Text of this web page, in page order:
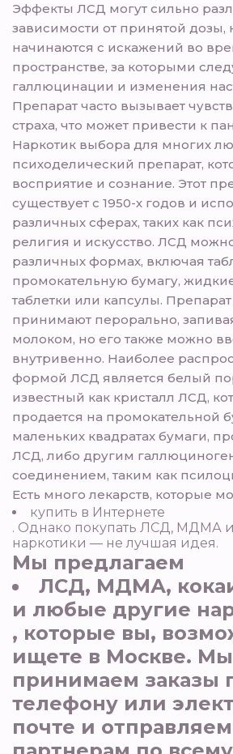
Эффекты ЛСД могут сильно
зависимости от принятой
начинаются с искажений во
пространстве, за которыми
галлюцинации и изменения
Препарат часто вызывает
страха, что может привести к
Наркотик выбора для многих
психоделический препарат,
восприятие и сознание. Этот
существует с 1950-х годов и
различных сферах, таких как
религия и искусство. ЛСД
различных формах, включая
промокательную бумагу,
таблетки или капсулы.
принимают перорально,
молоком, но его также можно
внутривенно. Наиболее
формой ЛСД является белый
известный как кристалл ЛСД,
продается на промокательной
маленьких квадратах бумаги,
ЛСД, либо другим
соединением, таким как
Есть много лекарств, которые
купить в Интернете
. Однако покупать ЛСД, МДМА
наркотики — не лучшая идея.
Мы предлагаем
ЛСД, МДМА,
и любые другие
, которые вы,
ищете в Москве. Мы
принимаем заказы
телефону или
почте и